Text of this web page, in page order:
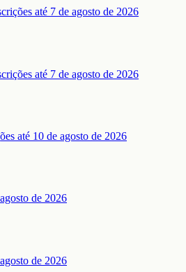
até 7 de agosto de 2026
até 7 de agosto de 2026
até 10 de agosto de 2026
de 2026
de 2026